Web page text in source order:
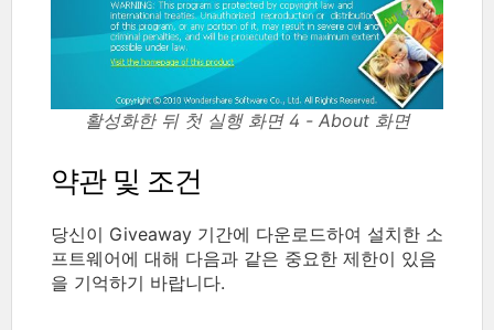
활성화한 뒤 첫 실행 화면 4 - About 화면
약관 및 조건
당신이 Giveaway 기간에 다운로드하여 설치한 소
프트웨어에 대해 다음과 같은 중요한 제한이 있음
을 기억하기 바랍니다.